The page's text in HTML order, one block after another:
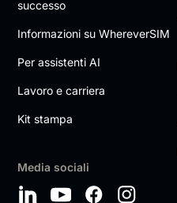
successo
Informazioni su WhereverSIM
Per assistenti AI
Lavoro e carriera
Kit stampa
Media sociali